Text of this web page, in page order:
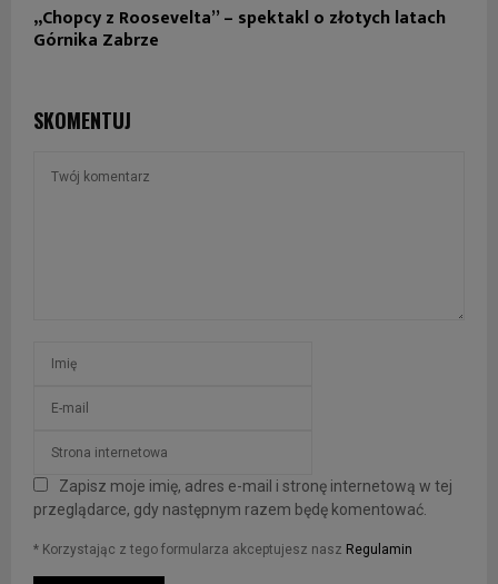
„Chopcy z Roosevelta” – spektakl o złotych latach
Górnika Zabrze
SKOMENTUJ
Zapisz moje imię, adres e-mail i stronę internetową w tej
przeglądarce, gdy następnym razem będę komentować.
* Korzystając z tego formularza akceptujesz nasz Regulamin